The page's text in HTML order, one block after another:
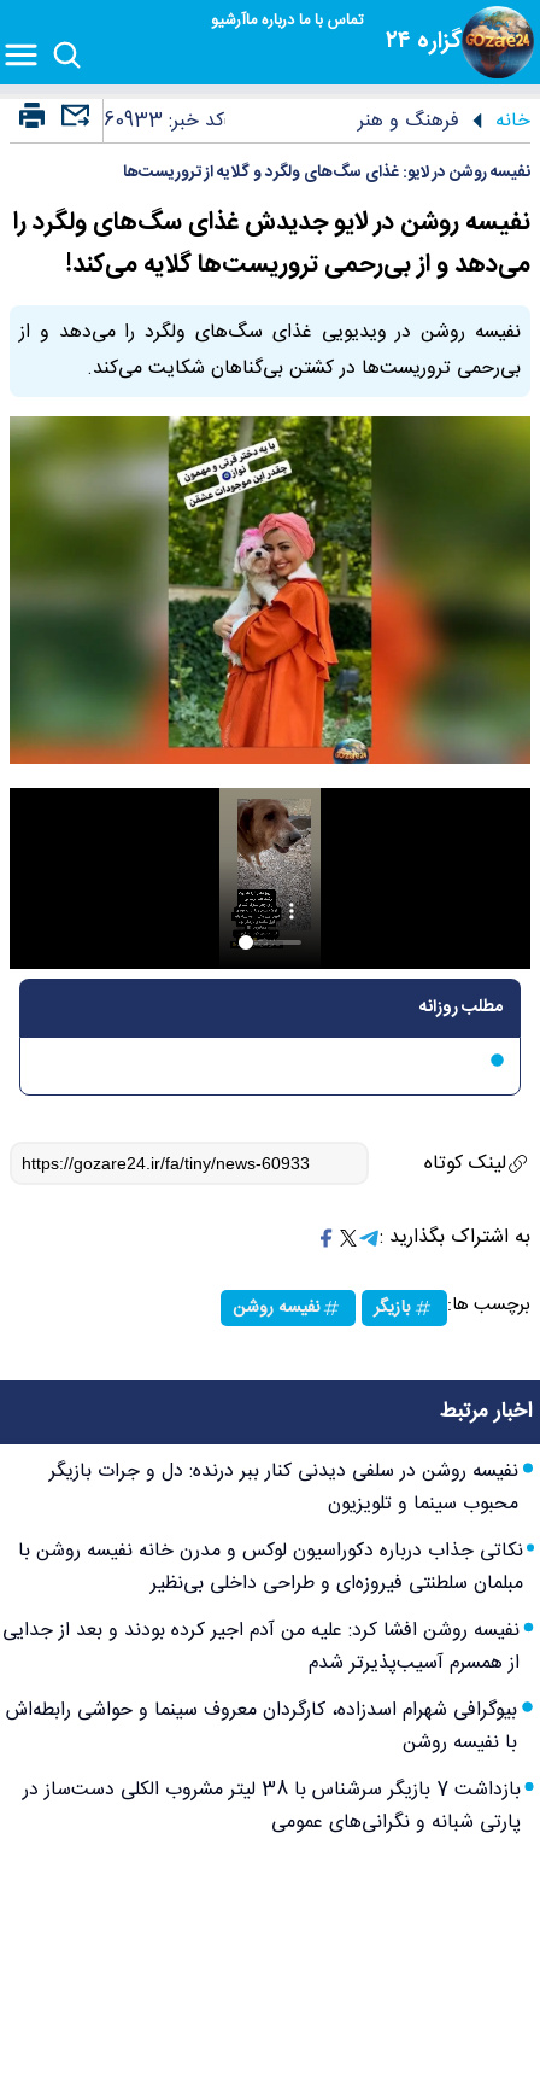
گزاره ۲۴
تماس با مادرباره ماآرشیو
خانه فرهنگ و هنر کد خبر: 60933
نفیسه روشن در لایو: غذای سگ‌های ولگرد و گلایه از تروریست‌ها
نفیسه روشن در لایو جدیدش غذای سگ‌های ولگرد را
می‌دهد و از بی‌رحمی تروریست‌ها گلایه می‌کند!
نفیسه روشن در ویدیویی غذای سگ‌های ولگرد را می‌دهد و از
بی‌رحمی تروریست‌ها در کشتن بی‌گناهان شکایت می‌کند.
مطلب روزانه
لینک کوتاه
به اشتراک بگذارید :
برچسب ها: بازیگر نفیسه روشن
اخبار مرتبط
نفیسه روشن در سلفی دیدنی کنار ببر درنده: دل و جرات بازیگر
محبوب سینما و تلویزیون
نکاتی جذاب درباره دکوراسیون لوکس و مدرن خانه نفیسه روشن با
مبلمان سلطنتی فیروزه‌ای و طراحی داخلی بی‌نظیر
نفیسه روشن افشا کرد: علیه من آدم اجیر کرده بودند و بعد از جدایی
از همسرم آسیب‌پذیرتر شدم
بیوگرافی شهرام اسدزاده، کارگردان معروف سینما و حواشی رابطه‌اش
با نفیسه روشن
بازداشت 7 بازیگر سرشناس با 38 لیتر مشروب الکلی دست‌ساز در
پارتی شبانه و نگرانی‌های عمومی